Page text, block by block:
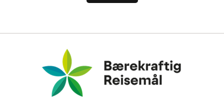
Bærekraftig Reisemål